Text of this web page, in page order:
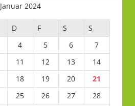
Januar 2024
D F S
S
4 5 6
7
11 12 13
14
18 19 20
21
25 26 27
28